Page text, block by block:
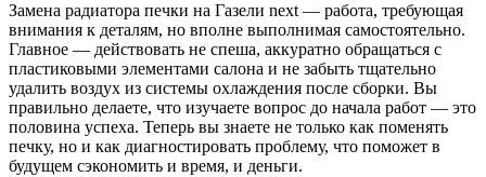
Замена радиатора печки на Газели next — работа, требующая
внимания к деталям, но вполне выполнимая самостоятельно.
Главное — действовать не спеша, аккуратно обращаться с
пластиковыми элементами салона и не забыть тщательно
удалить воздух из системы охлаждения после сборки. Вы
правильно делаете, что изучаете вопрос до начала работ — это
половина успеха. Теперь вы знаете не только как поменять
печку, но и как диагностировать проблему, что поможет в
будущем сэкономить и время, и деньги.